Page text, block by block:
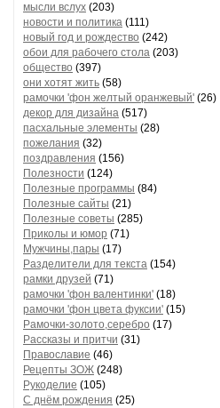
мысли вслух (203)
новости и политика (111)
новый год и рождество (242)
обои для рабочего стола (203)
общество (397)
они хотят жить (58)
рамочки 'фон желтый оранжевый' (26)
декор для дизайна (517)
пасхальные элементы (28)
пожелания (32)
поздравления (156)
Полезности (124)
Полезные программы (84)
Полезные сайты (21)
Полезные советы (285)
Приколы и юмор (71)
Мужчины,пары (17)
Разделители для текста (154)
рамки друзей (71)
рамочки 'фон валентинки' (18)
рамочки 'фон цвета фуксии' (15)
Рамочки-золото,серебро (17)
Рассказы и притчи (31)
Православие (46)
Рецепты ЗОЖ (248)
Рукоделие (105)
С днём рождения (25)